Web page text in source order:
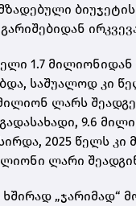
1.7
საშუალოდ კი
ლარს
9.6
2025 წელს კი
ლარი
„ჯარიმად“